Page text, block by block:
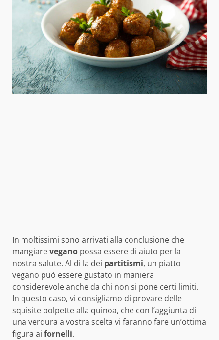
In moltissimi sono arrivati alla conclusione che
mangiarevegano possa essere di aiuto per la
nostra salute. Al di la dei partitismi, un piatto
vegano può essere gustato in maniera
considerevole anche da chi non si pone certi limiti.
In questo caso, vi consigliamo di provare delle
squisite polpette alla quinoa, che con l’aggiunta di
una verdura a vostra scelta vi faranno fare un’ottima
figura ai fornelli.